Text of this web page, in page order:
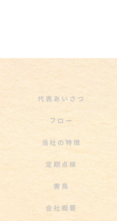
代表あいさつ
フロー
当社の特徴
定期点検
害鳥
会社概要